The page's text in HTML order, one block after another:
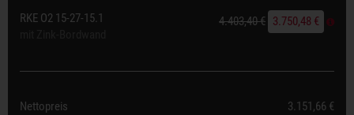
RKE O2 15-27-15.1 4.403,40 € 3.750,48 €
Nettopreis
3.151,66 €